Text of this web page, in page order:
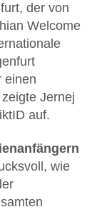
der von
Welcome
einen
Jernej
auf.
wie